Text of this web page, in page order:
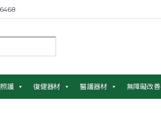
護 復健器材 醫護器材 無障礙改善